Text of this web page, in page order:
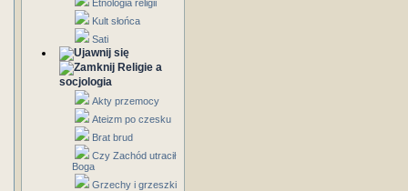
Etnologia religii
Kult słońca
Sati
Religie a
socjologia
Akty przemocy
Ateizm po czesku
Brat brud
Czy Zachód utracił
Boga
Grzechy i grzeszki